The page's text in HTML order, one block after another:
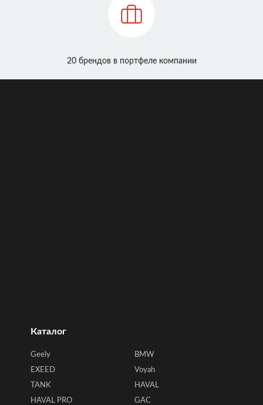
20 брендов в портфеле компании
Каталог
Geely
BMW
EXEED
Voyah
TANK
HAVAL
HAVAL PRO
GAC